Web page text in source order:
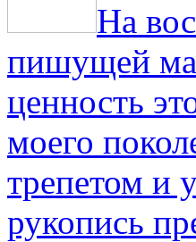
На
пишущей
ценность
моего
трепетом и
рукопись